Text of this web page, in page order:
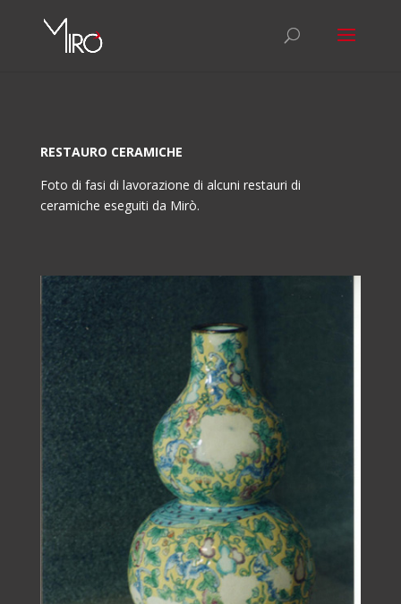
RESTAURO CERAMICHE
Foto di fasi di lavorazione di alcuni restauri di
ceramiche eseguiti da Mirò.